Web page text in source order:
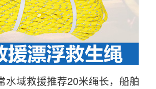
域救援推荐20米绳长，船舶